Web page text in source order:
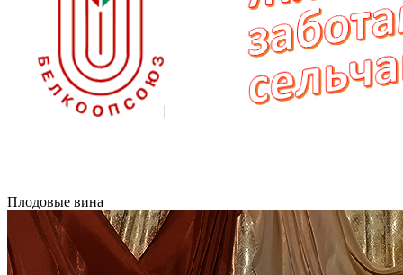
Плодовые вина